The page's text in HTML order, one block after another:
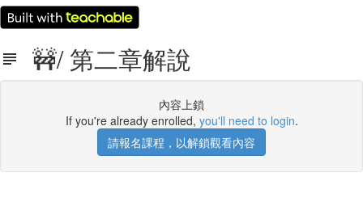
🚧/ 第二章解說
內容上鎖
If you're already enrolled, you'll need to login.
請報名課程，以解鎖觀看內容